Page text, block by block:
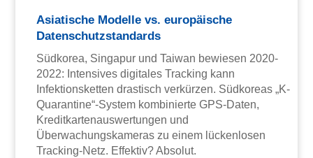
Asiatische Modelle vs. europäische
Datenschutzstandards
Südkorea, Singapur und Taiwan bewiesen 2020-
2022: Intensives digitales Tracking kann
Infektionsketten drastisch verkürzen. Südkoreas „K-
Quarantine“-System kombinierte GPS-Daten,
Kreditkartenauswertungen und
Überwachungskameras zu einem lückenlosen
Tracking-Netz. Effektiv? Absolut.